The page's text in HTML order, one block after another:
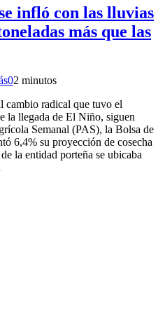
infló con las lluvias
más que las
02 minutos
cambio radical que tuvo el
la llegada de El Niño, siguen
Semanal (PAS), la Bolsa de
6,4% su proyección de cosecha
la entidad porteña se ubicaba